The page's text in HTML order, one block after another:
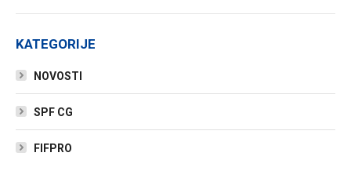
KATEGORIJE
NOVOSTI
SPF CG
FIFPRO